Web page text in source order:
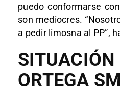
puedo conformarse
son mediocres.
a pedir limosna al PP”,
SITUACIÓN
ORTEGA